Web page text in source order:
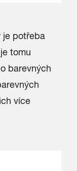
je potřeba
tomu
barevných
více